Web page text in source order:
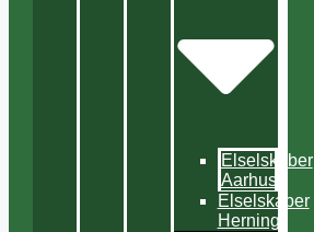
Elselskaber
Aarhus
Elselskaber
Herning